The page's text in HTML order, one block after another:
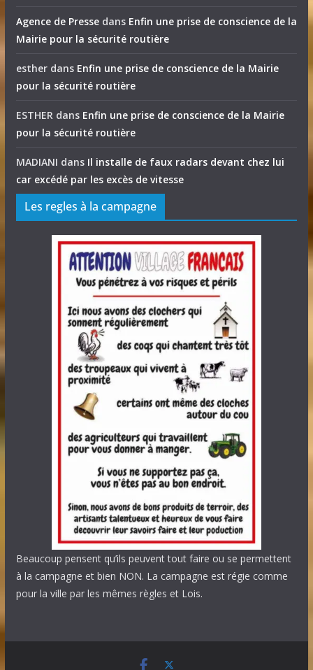
Agence de Pressedans Enfin une prise de conscience de la
Mairie pour la sécurité routière
estherdans Enfin une prise de conscience de la Mairie
pour la sécurité routière
ESTHERdans Enfin une prise de conscience de la Mairie
pour la sécurité routière
MADIANI dans Il installe de faux radars devant chez lui
car excédé par les excès de vitesse
Les regles à la campagne
Beaucoup pensent qu’ils peuvent tout faire ou se permettent
à la campagne et bien NON. La campagne est régie comme
pour la ville par les mêmes règles et Lois.